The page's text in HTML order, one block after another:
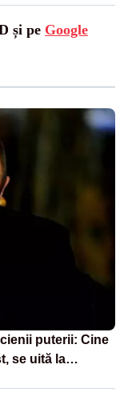
și pe Google
puterii: Cine
se uită la